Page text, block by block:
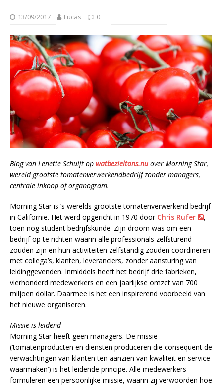
13/09/2017 Lucas 0
Blog van Lenette Schuijt op watbezieltons.nu over Morning Star,
wereld grootste tomatenverwerkendbedrijf zonder managers,
centrale inkoop of organogram.
Morning Star is ‘s werelds grootste tomatenverwerkend bedrijf
in Californië. Het werd opgericht in 1970 door Chris Rufer
,
toen nog student bedrijfskunde. Zijn droom was om een
bedrijf op te richten waarin alle professionals zelfsturend
zouden zijn en hun activiteiten zelfstandig zouden coördineren
met collega’s, klanten, leveranciers, zonder aansturing van
leidinggevenden. Inmiddels heeft het bedrijf drie fabrieken,
vierhonderd medewerkers en een jaarlijkse omzet van 700
miljoen dollar. Daarmee is het een inspirerend voorbeeld van
het nieuwe organiseren.
Missie is leidend
Morning Star heeft geen managers. De missie
(‘tomatenproducten en diensten produceren die consequent de
verwachtingen van klanten ten aanzien van kwaliteit en service
waarmaken’) is het leidende principe. Alle medewerkers
formuleren een persoonlijke missie, waarin zij verwoorden hoe